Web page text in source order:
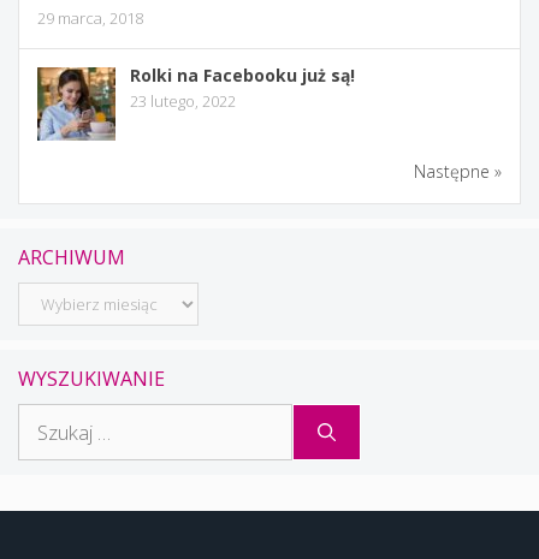
29 marca, 2018
Rolki na Facebooku już są!
23 lutego, 2022
Następne »
ARCHIWUM
Archiwum
WYSZUKIWANIE